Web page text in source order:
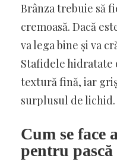
Brânza trebuie să
cremoasă. Dacă
va lega bine și va
Stafidele hidratate
textură fină, iar
surplusul de lichid.
Cum se face
pentru pască